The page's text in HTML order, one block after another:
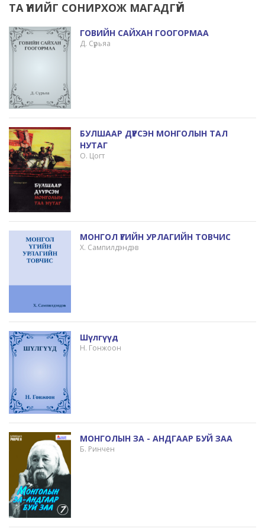
ТА ҮҮНИЙГ СОНИРХОЖ МАГАДГҮЙ
ГОВИЙН САЙХАН ГООГОРМАА
Д. Сүрьяа
БУЛШААР ДҮҮРСЭН МОНГОЛЫН ТАЛ
НУТАГ
О. Цогт
МОНГОЛ ҮГИЙН УРЛАГИЙН ТОВЧИС
Х. Сампилдэндэв
Шүлгүүд
Н. Гонжоон
МОНГОЛЫН ЗА - АНДГААР БУЙ ЗАА
Б. Ринчен